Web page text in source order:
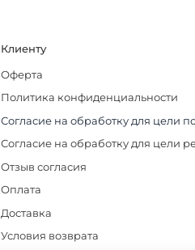
Клиенту
Оферта
Политика конфиденциальности
Согласие на обработку для цели
Согласие на обработку для цели
Отзыв согласия
Оплата
Доставка
Условия возврата